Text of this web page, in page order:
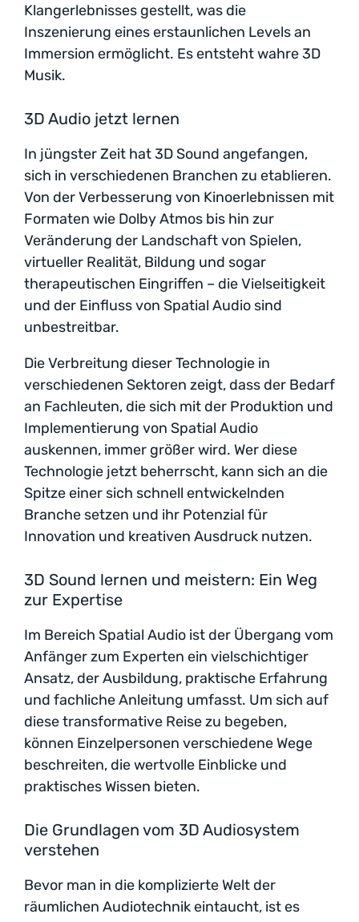
Klangerlebnisses gestellt, was die
Inszenierung eines erstaunlichen Levels an
Immersion ermöglicht. Es entsteht wahre 3D
Musik.
3D Audio jetzt lernen
In jüngster Zeit hat 3D Sound angefangen,
sich in verschiedenen Branchen zu etablieren.
Von der Verbesserung von Kinoerlebnissen mit
Formaten wie Dolby Atmos bis hin zur
Veränderung der Landschaft von Spielen,
virtueller Realität, Bildung und sogar
therapeutischen Eingriffen – die Vielseitigkeit
und der Einfluss von Spatial Audio sind
unbestreitbar.
Die Verbreitung dieser Technologie in
verschiedenen Sektoren zeigt, dass der Bedarf
an Fachleuten, die sich mit der Produktion und
Implementierung von Spatial Audio
auskennen, immer größer wird. Wer diese
Technologie jetzt beherrscht, kann sich an die
Spitze einer sich schnell entwickelnden
Branche setzen und ihr Potenzial für
Innovation und kreativen Ausdruck nutzen.
3D Sound lernen und meistern: Ein Weg
zur Expertise
Im Bereich Spatial Audio ist der Übergang vom
Anfänger zum Experten ein vielschichtiger
Ansatz, der Ausbildung, praktische Erfahrung
und fachliche Anleitung umfasst. Um sich auf
diese transformative Reise zu begeben,
können Einzelpersonen verschiedene Wege
beschreiten, die wertvolle Einblicke und
praktisches Wissen bieten.
Die Grundlagen vom 3D Audiosystem
verstehen
Bevor man in die komplizierte Welt der
räumlichen Audiotechnik eintaucht, ist es